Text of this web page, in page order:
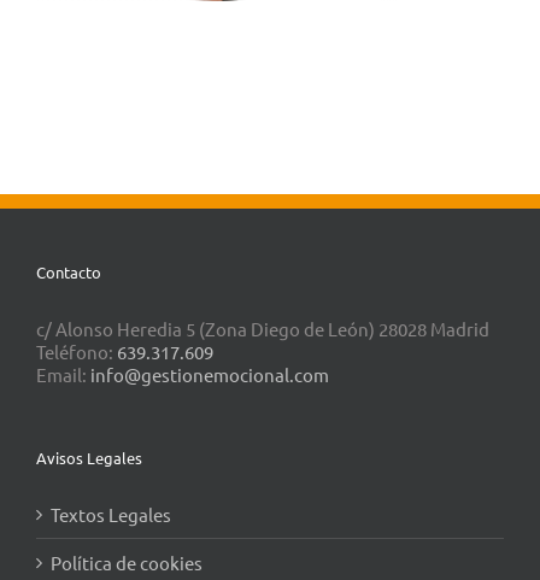
Contacto
c/ Alonso Heredia 5 (Zona Diego de León) 28028 Madrid
Teléfono: 639.317.609
Email: info@gestionemocional.com
Avisos Legales
Textos Legales
Política de cookies